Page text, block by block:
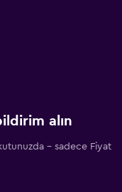
alın
- sadece Fiyat